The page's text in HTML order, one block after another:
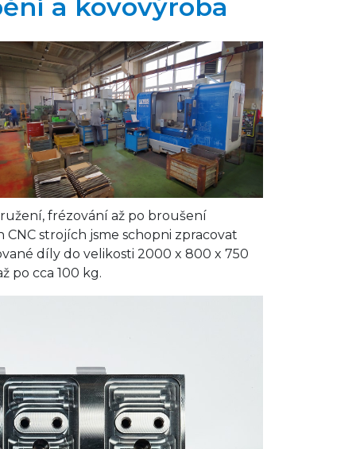
a kovovýroba
frézování až po broušení
strojích jsme schopni zpracovat
díly do velikosti 2000 x 800 x 750
po cca 100 kg.